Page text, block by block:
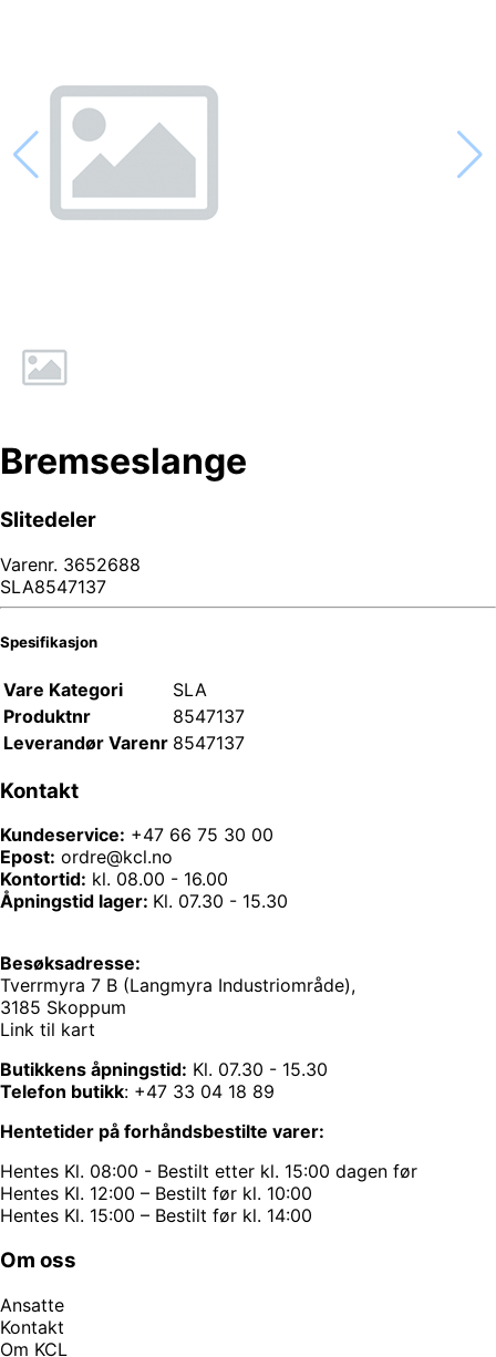
Bremseslange
Slitedeler
Varenr. 3652688
SLA8547137
Spesifikasjon
Vare Kategori
SLA
Produktnr
8547137
Leverandør Varenr 8547137
Kontakt
Kundeservice: +47 66 75 30 00
Epost: ordre@kcl.no
Kontortid: kl. 08.00 - 16.00
Åpningstid lager: Kl. 07.30 - 15.30
Besøksadresse:
Tverrmyra 7 B (Langmyra Industriområde),
3185 Skoppum
Link til kart
Butikkens åpningstid: Kl. 07.30 - 15.30
Telefon butikk: +47 33 04 18 89
Hentetider på forhåndsbestilte varer:
Hentes Kl. 08:00 - Bestilt etter kl. 15:00 dagen før
Hentes Kl. 12:00 – Bestilt før kl. 10:00
Hentes Kl. 15:00 – Bestilt før kl. 14:00
Om oss
Ansatte
Kontakt
Om KCL